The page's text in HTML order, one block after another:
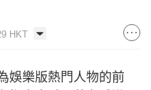
HKT
娛樂版熱門人物的前